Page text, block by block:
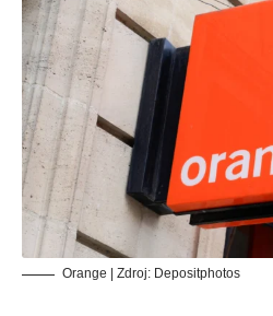
Orange | Zdroj: Depositphotos